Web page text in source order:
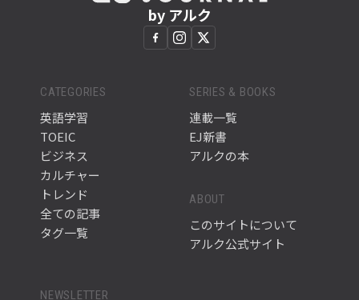
by アルク
CATEGORIES
英語学習
TOEIC
ビジネス
カルチャー
トレンド
全ての記事
タグ一覧
SERIES & BOOKS
連載一覧
EJ新書
アルクの本
ABOUT
このサイトについて
アルク公式サイト
NEWSLETTER